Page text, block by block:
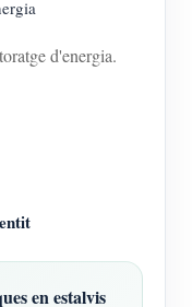
d'energia.
en estalvis